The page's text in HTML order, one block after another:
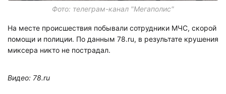
Фото: телеграм-канал "Мегаполис"
На месте происшествия побывали сотрудники МЧС, скорой
помощи и полиции. По данным 78.ru, в результате крушения
миксера никто не пострадал.
Видео: 78.ru